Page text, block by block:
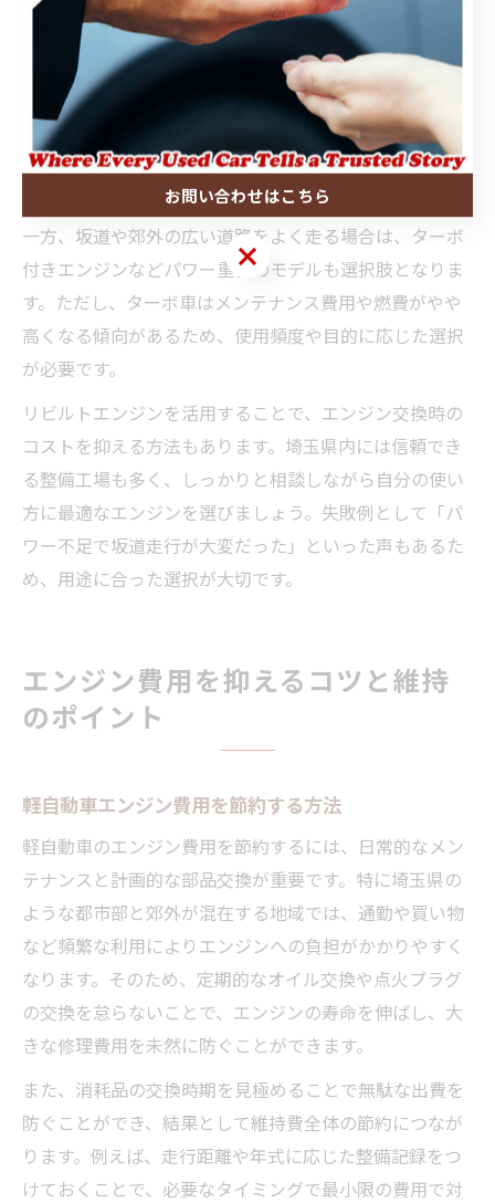
埼玉県の道路事情に合うエンジン選び方
埼玉県の道路事情を考慮したエンジン選びでは、燃費性
能とパワーのバランスが重要です。市街地や住宅街の走
行が中心なら、燃費重視の3気筒エンジンが適しており、
維持費も抑えられます。3気筒エンジンは部品点数が少な
く、故障リスクが低いこともメリットです。
一方、坂道や郊外の広い道路をよく走る場合は、ターボ
付きエンジンなどパワー重視のモデルも選択肢となりま
す。ただし、ターボ車はメンテナンス費用や燃費がやや
高くなる傾向があるため、使用頻度や目的に応じた選択
が必要です。
リビルトエンジンを活用することで、エンジン交換時の
コストを抑える方法もあります。埼玉県内には信頼でき
る整備工場も多く、しっかりと相談しながら自分の使い
方に最適なエンジンを選びましょう。失敗例として「パ
ワー不足で坂道走行が大変だった」といった声もあるた
め、用途に合った選択が大切です。
エンジン費用を抑えるコツと維持
のポイント
軽自動車エンジン費用を節約する方法
軽自動車のエンジン費用を節約するには、日常的なメン
テナンスと計画的な部品交換が重要です。特に埼玉県の
ような都市部と郊外が混在する地域では、通勤や買い物
など頻繁な利用によりエンジンへの負担がかかりやすく
なります。そのため、定期的なオイル交換や点火プラグ
の交換を怠らないことで、エンジンの寿命を伸ばし、大
きな修理費用を未然に防ぐことができます。
また、消耗品の交換時期を見極めることで無駄な出費を
防ぐことができ、結果として維持費全体の節約につなが
ります。例えば、走行距離や年式に応じた整備記録をつ
けておくことで、必要なタイミングで最小限の費用で対
お問い合わせはこちら
お問い合わせはこちら